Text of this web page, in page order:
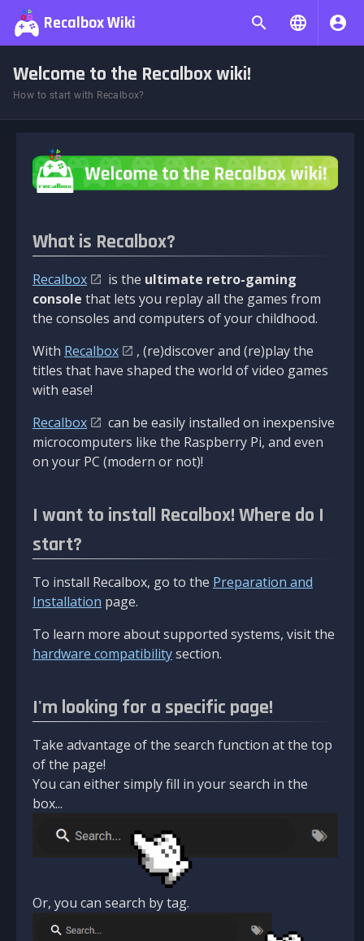
Recalbox Wiki
Welcome to the Recalbox wiki!
How to start with Recalbox?
What is Recalbox?
Recalbox is the ultimate retro-gaming
console that lets you replay all the games from
the consoles and computers of your childhood.
With Recalbox
, (re)discover and (re)play the
titles that have shaped the world of video games
with ease!
Recalbox
can be easily installed on inexpensive
microcomputers like the Raspberry Pi, and even
on your PC (modern or not)!
I want to install Recalbox! Where do I
start?
To install Recalbox, go to the Preparation and
Installation page.
To learn more about supported systems, visit the
hardware compatibilitysection.
I'm looking for a specific page!
Take advantage of the search function at the top
of the page!
You can either simply fill in your search in the
box...
Or, you can search by tag.